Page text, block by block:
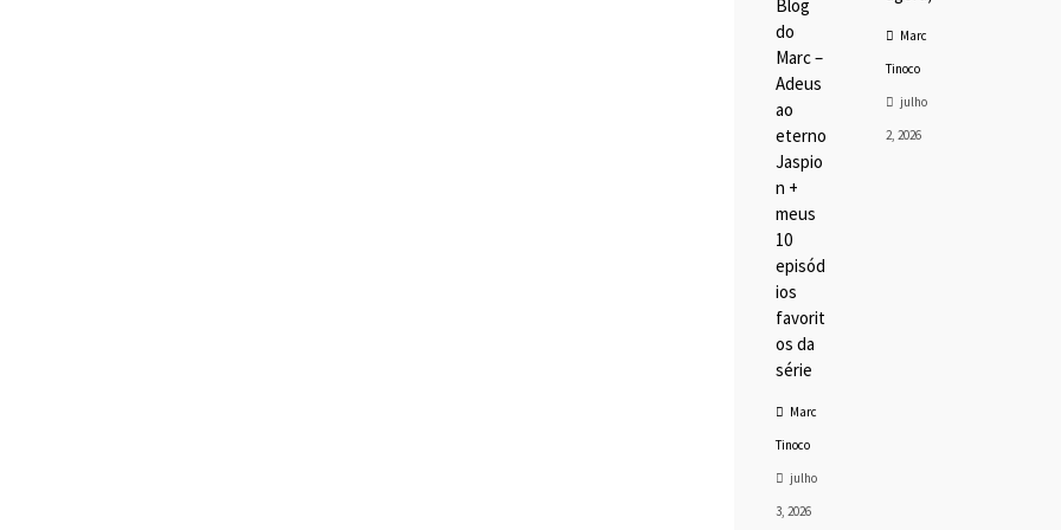
Blog
do
Marc –
Adeus
ao
eterno
Jaspio
n +
meus
10
episód
ios
favorit
os da
série
Marc
Tinoco
julho
3, 2026
Marc
Tinoco
julho
2, 2026